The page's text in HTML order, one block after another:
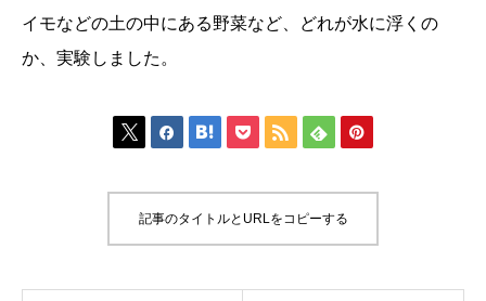
イモなどの土の中にある野菜など、どれが水に浮くの
か、実験しました。
      
記事のタイトルとURLをコピーする